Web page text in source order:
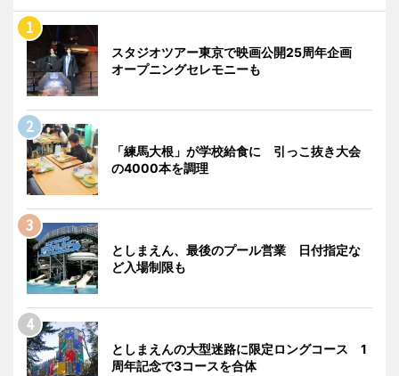
スタジオツアー東京で映画公開25周年企画
オープニングセレモニーも
「練馬大根」が学校給食に 引っこ抜き大会
の4000本を調理
としまえん、最後のプール営業 日付指定な
ど入場制限も
としまえんの大型迷路に限定ロングコース 1
周年記念で3コースを合体